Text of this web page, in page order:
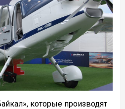
которые производят